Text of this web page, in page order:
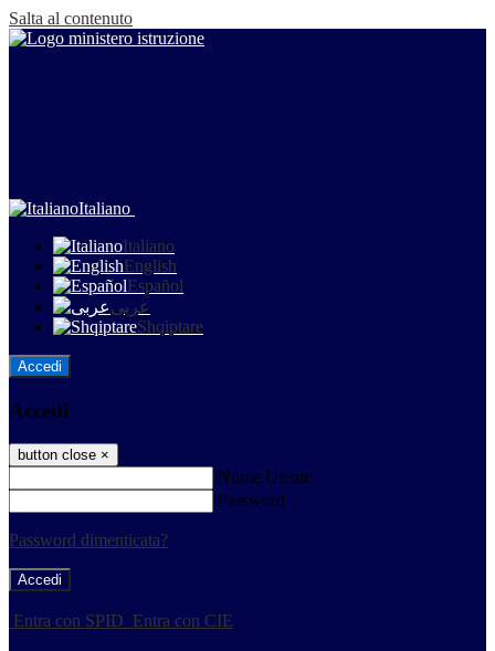
Salta al contenuto
Italiano
Italiano
English
Español
عربى
Shqiptare
Accedi
Accedi
button close ×
Nome Utente
Password
Password dimenticata?
-
Entra con SPID Entra con CIE